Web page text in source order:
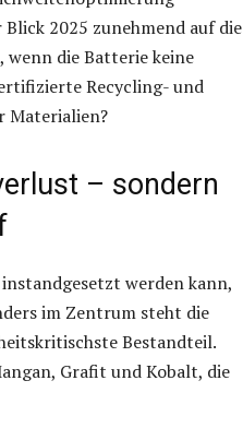
2025 zunehmend auf die
wenn die Batterie keine
Recycling- und
Materialien?
– sondern
werden kann,
im Zentrum steht die
Bestandteil.
Grafit und Kobalt, die